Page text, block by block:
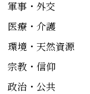
軍事・外交
医療・介護
環境・天然資源
宗教・信仰
政治・公共